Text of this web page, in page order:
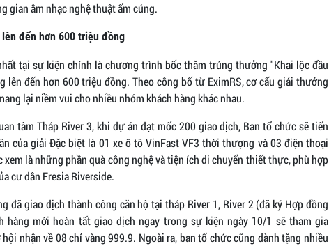
gian âm nhạc nghệ thuật ấm cúng.
đến hơn 600 triệu đồng
tại sự kiện chính là chương trình bốc thăm trúng thưởng "Khai lộc đầu
lên đến hơn 600 triệu đồng. Theo công bố từ EximRS, cơ cấu giải thưởng
lại niềm vui cho nhiều nhóm khách hàng khác nhau.
tâm Tháp River 3, khi dự án đạt mốc 200 giao dịch, Ban tổ chức sẽ tiến
của giải Đặc biệt là 01 xe ô tô VinFast VF3 thời thượng và 03 điện thoại
xem là những phần quà công nghệ và tiện ích di chuyển thiết thực, phù hợp
cư dân Fresia Riverside.
đã giao dịch thành công căn hộ tại tháp River 1, River 2 (đã ký Hợp đồng
hàng mới hoàn tất giao dịch ngay trong sự kiện ngày 10/1 sẽ tham gia
nhận về 08 chỉ vàng 999.9. Ngoài ra, ban tổ chức cũng dành tặng nhiều